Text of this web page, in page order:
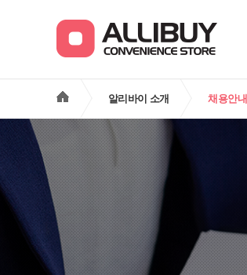
알리바이 소개 채용안내